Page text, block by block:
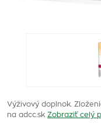
Výživový doplnok.
na adcc.sk Zobraziť celý